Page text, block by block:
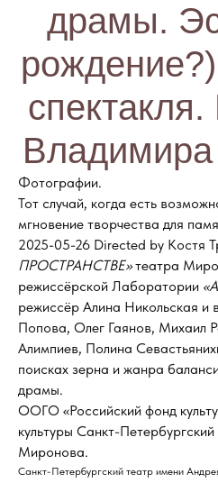
драмы.
Фотографии.
Тот случай, когда есть
мгновение творчества для
2025-05-26 Directed by Костя
ПРОСТРАНСТВЕ»театра
режиссёрской Лаборатории
режиссёр Алина Никольская и
Попова, Олег Гаянов, Михаил
Алимпиев, Полина
поисках зерна и жанра
драмы.
ООГО «Российский фонд
культуры Санкт-
Миронова.
Санкт-Петербургский театр имени